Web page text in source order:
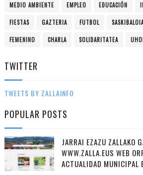
MEDIO AMBIENTE EMPLEO EDUCACIÓN
FIESTAS GAZTERIA FUTBOL
FEMENINO CHARLA SOLIDARITATEA
TWITTER
TWEETS BY ZALLAINFO
POPULAR POSTS
JARRAI EZAZU ZALLAKO
WWW.ZALLA.EUS WEB
ACTUALIDAD MUNICIPAL